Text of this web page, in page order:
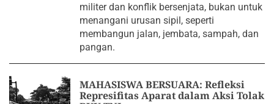
militer dan konflik bersenjata, bukan untuk
menangani urusan sipil, seperti
membangun jalan, jembata, sampah, dan
pangan.
MAHASISWA BERSUARA: Refleksi
Represifitas Aparat dalam Aksi Tolak